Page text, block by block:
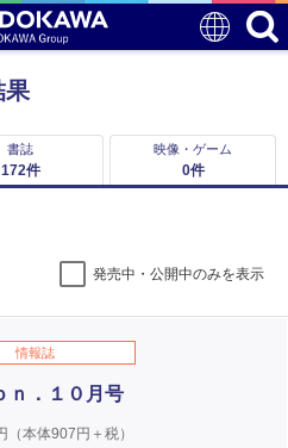
果
書誌
172件
映像・ゲーム
0件
発売中・公開中のみを表示
情報誌
ｎ．１０月号
（本体907円＋税）